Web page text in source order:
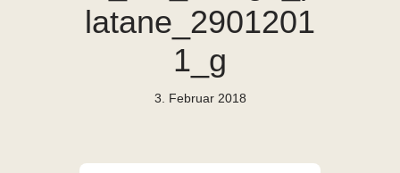
latane_2901201
1_g
3. Februar 2018